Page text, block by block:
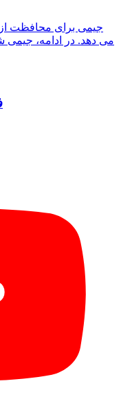
جیمی برای محافظت از
می دهد. در ادامه، جیمی